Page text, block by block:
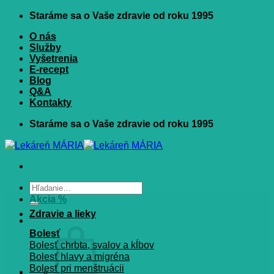
Skip
content
Staráme sa o Vaše zdravie od roku 1995
O nás
Služby
Vyšetrenia
E-recept
Blog
Q&A
Kontakty
Staráme sa o Vaše zdravie od roku 1995
Hľadať:
Akcia %
Zdravie a lieky
Bolesť
Bolesť chrbta, svalov a kĺbov
Bolesť hlavy a migréna
Bolesť pri menštruácii